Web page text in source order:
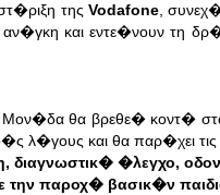
της Vodafone,
και εντε�νουν τη
Μον�δα θα βρεθε� κοντ�
λ�γους και θα παρ�χει
�λεγχο,
παροχ� βασικ�ν